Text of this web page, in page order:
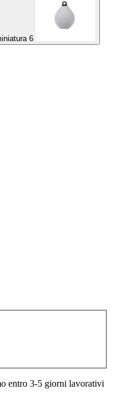
Talamex copertura parabordi star 3 nera miniatura 6
entro 3-5 giorni lavorativi